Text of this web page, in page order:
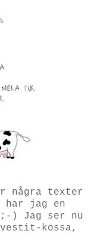
några texter
har jag en
) Jag ser nu
kossa,